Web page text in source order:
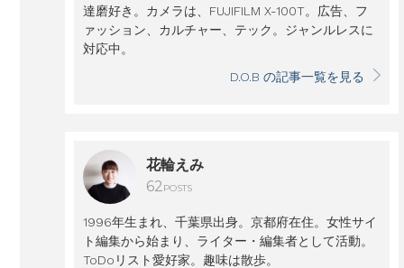
達磨好き。カメラは、FUJIFILM X-100T。広告、フ
ァッション、カルチャー、テック。ジャンルレスに
対応中。
D.O.B の記事一覧を見る
花輪えみ
62POSTS
1996年生まれ、千葉県出身。京都府在住。女性サイ
ト編集から始まり、ライター・編集者として活動。
ToDoリスト愛好家。趣味は散歩。